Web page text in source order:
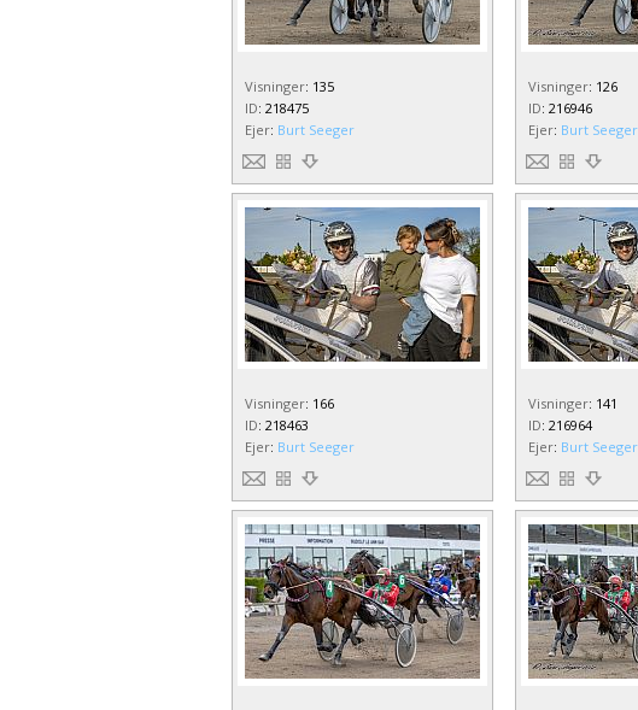
Visninger: 135
ID: 218475
Ejer: Burt Seeger
Visninger: 126
ID: 216946
Ejer: Burt Seeger
Visninger: 166
ID: 218463
Ejer: Burt Seeger
Visninger: 141
ID: 216964
Ejer: Burt Seeger